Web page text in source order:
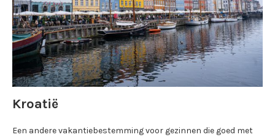
Kroatië
Een andere vakantiebestemming voor gezinnen die goed met